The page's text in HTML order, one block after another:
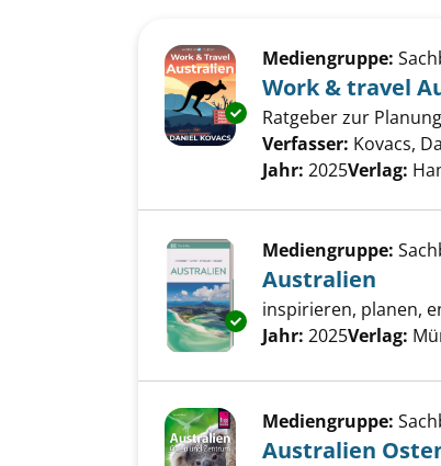
Exemplar-Details von
Mediengruppe:
Work & travel
Ratgeber zur
Verfasser: Kovacs,
Jahr: 2025Verlag:
Exemplar-Details von
Mediengruppe:
Australien
inspirieren, planen,
Suche nach diesem
Jahr: 2025Verlag:
Mediengruppe:
Australien